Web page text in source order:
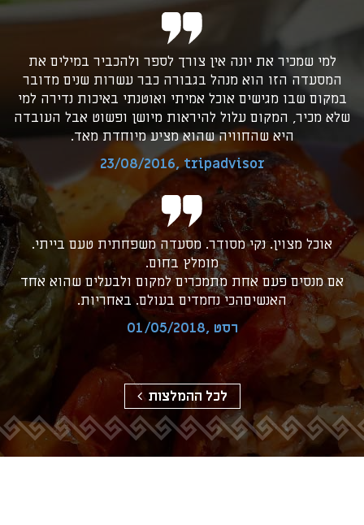
למי שמכיר את יונה אין צורך לספר ולהכביר במילים את
המסעדה הזו הוא מנהל בגבורה כבר עשרות שנים מדובר
במקום שבו מגישים אוכל אמיתי ואוטנתי באיכות נדירה למי
שלא מכיר, המקום עלול להיראות מיושן ופשוט אבל העובדה
היא שהחוויה שהוא מציע מיוחדת מאד.
tripadvisor
,23/08/2016
אוכל מצוין. נקי מסודר. מסעדה משפחתית טעם בייתי.
מומלץ בחום.
אם מנסים פעם אחת מתמכרים למקום ולבעלים שהוא אחד
האנשיםהכי נחמדים בעולם. באחריות.
רסט ,01/05/2018
לכל ההמלצות